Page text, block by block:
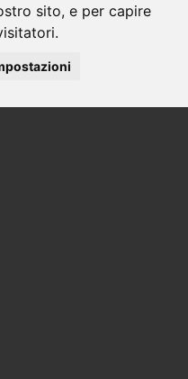
sito, e per capire